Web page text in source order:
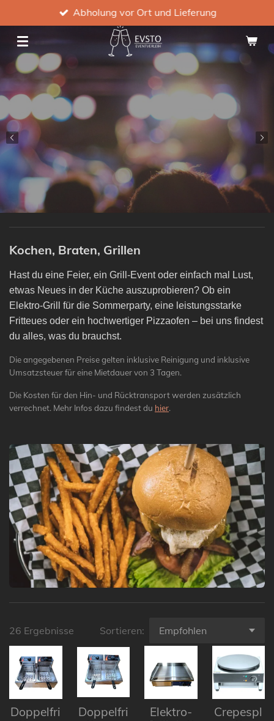
Hauptinhalt
springen
Abholung vor Ort und Lieferung
Kochen, Braten, Grillen
Hast du eine Feier, ein Grill-Event oder einfach mal Lust,
etwas Neues in der Küche auszuprobieren? Ob ein
Elektro-Grill für die Sommerparty, eine leistungsstarke
Fritteues oder ein hochwertiger Pizzaofen – bei uns findest
du alles, was du brauchst.
Die angegebenen Preise gelten inklusive Reinigung und inklusive
Umsatzsteuer für eine Mietdauer von 3 Tagen.
Die Kosten für den Hin- und Rücktransport werden zusätzlich
verrechnet. Mehr Infos dazu findest du hier.
26 Ergebnisse Sortieren:
Doppelfri
Doppelfri
Elektro-
Crepespl